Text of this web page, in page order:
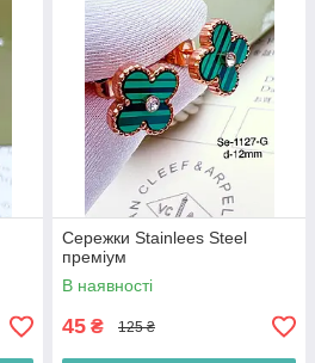
Сережки Stainlees Steel
преміум
В наявності
45 ₴ 125 ₴